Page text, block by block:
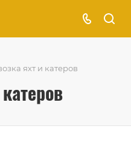
яхт и катеров